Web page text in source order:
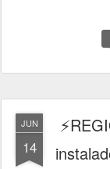
JUN
14